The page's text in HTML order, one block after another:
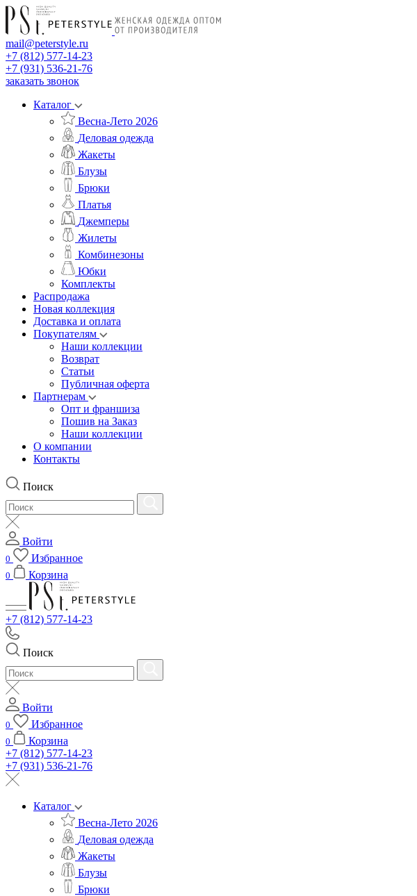
mail@peterstyle.ru
+7 (812) 577-14-23
+7 (931) 536-21-76
заказать звонок
Каталог
Весна-Лето 2026
Деловая одежда
Жакеты
Блузы
Брюки
Платья
Джемперы
Жилеты
Комбинезоны
Юбки
Комплекты
Распродажа
Новая коллекция
Доставка и оплата
Покупателям
Наши коллекции
Возврат
Статьи
Публичная оферта
Партнерам
Опт и франшиза
Пошив на Заказ
Наши коллекции
О компании
Контакты
Поиск
Войти
0 Избранное
0 Корзина
+7 (812) 577-14-23
Поиск
Войти
0 Избранное
0
Корзина
+7 (812) 577-14-23
+7 (931) 536-21-76
Каталог
Весна-Лето 2026
Деловая одежда
Жакеты
Блузы
Брюки